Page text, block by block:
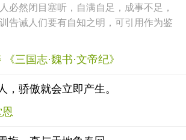
必然闭目塞听，自满自足，成事不足，
告诫人们要有自知之明，可引用作为鉴
三国志·魏书·文帝纪》
，骄傲就会立即产生。